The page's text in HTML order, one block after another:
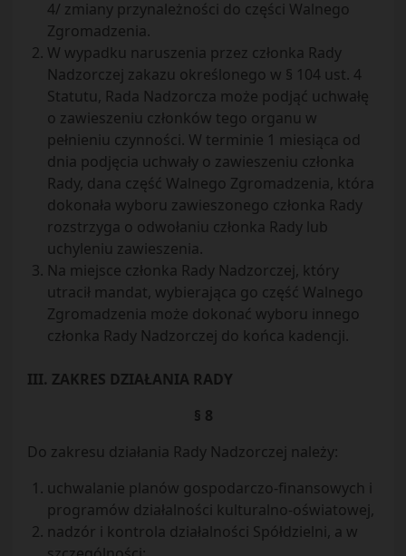
4/ zmiany przynależności do części Walnego
Zgromadzenia.
W wypadku naruszenia przez członka Rady
Nadzorczej zakazu określonego w § 104 ust. 4
Statutu, Rada Nadzorcza może podjąć uchwałę
o zawieszeniu członków tego organu w
pełnieniu czynności. W terminie 1 miesiąca od
dnia podjęcia uchwały o zawieszeniu członka
Rady, dana część Walnego Zgromadzenia, która
dokonała wyboru zawieszonego członka Rady
rozstrzyga o odwołaniu członka Rady lub
uchyleniu zawieszenia.
Na miejsce członka Rady Nadzorczej, który
utracił mandat, wybierająca go część Walnego
Zgromadzenia może dokonać wyboru innego
członka Rady Nadzorczej do końca kadencji.
III. ZAKRES DZIAŁANIA RADY
§ 8
Do zakresu działania Rady Nadzorczej należy:
uchwalanie planów gospodarczo-finansowych i
programów działalności kulturalno-oświatowej,
nadzór i kontrola działalności Spółdzielni, a w